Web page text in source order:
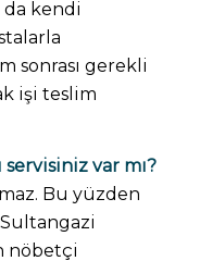
da kendi
sonrası gerekli
işi teslim
var mı?
Bu yüzden
nöbetçi